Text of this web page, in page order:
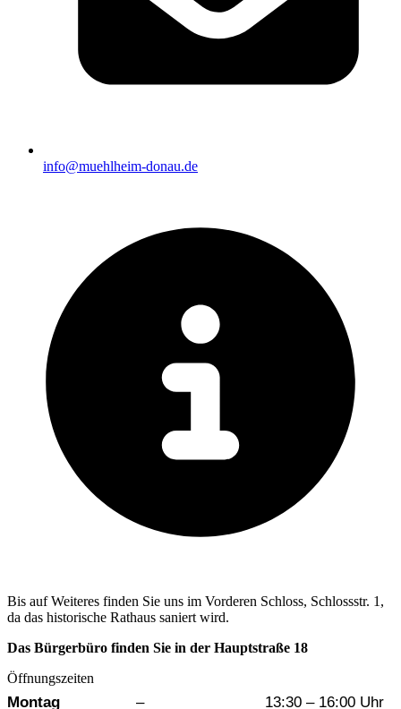
info@muehlheim-donau.de
Bis auf Weiteres finden Sie uns im Vorderen Schloss, Schlossstr. 1,
da das historische Rathaus saniert wird.
Das Bürgerbüro finden Sie in der Hauptstraße 18
Öffnungszeiten
Wochentag Vormittag
Montag – 13:30 – 16:00 Uhr